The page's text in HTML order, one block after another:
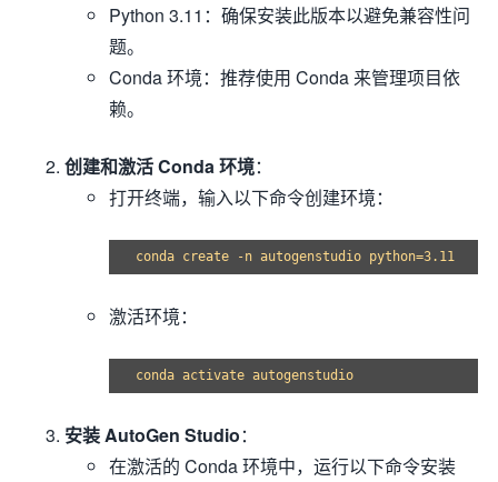
Python 3.11：确保安装此版本以避免兼容性问
题。
Conda 环境：推荐使用 Conda 来管理项目依
赖。
创建和激活 Conda 环境：
打开终端，输入以下命令创建环境：
激活环境：
安装 AutoGen Studio：
在激活的 Conda 环境中，运行以下命令安装